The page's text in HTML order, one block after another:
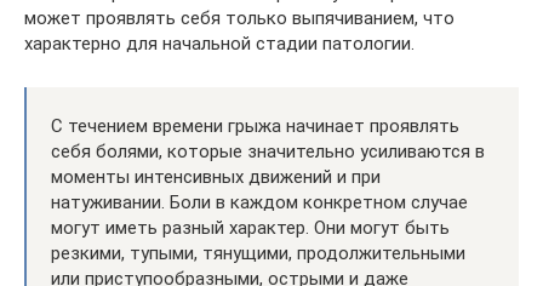
может проявлять себя только выпячиванием, что
характерно для начальной стадии патологии.
С течением времени грыжа начинает проявлять
себя болями, которые значительно усиливаются в
моменты интенсивных движений и при
натуживании. Боли в каждом конкретном случае
могут иметь разный характер. Они могут быть
резкими, тупыми, тянущими, продолжительными
или приступообразными, острыми и даже